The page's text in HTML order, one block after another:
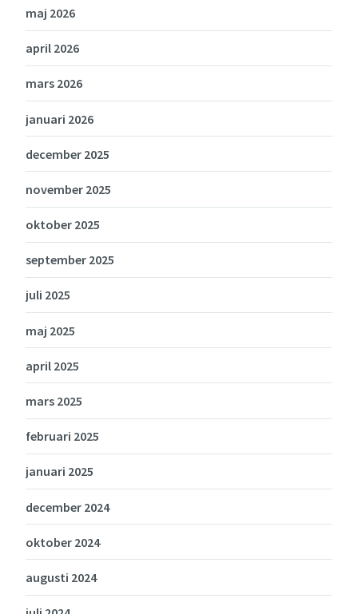
maj 2026
april 2026
mars 2026
januari 2026
december 2025
november 2025
oktober 2025
september 2025
juli 2025
maj 2025
april 2025
mars 2025
februari 2025
januari 2025
december 2024
oktober 2024
augusti 2024